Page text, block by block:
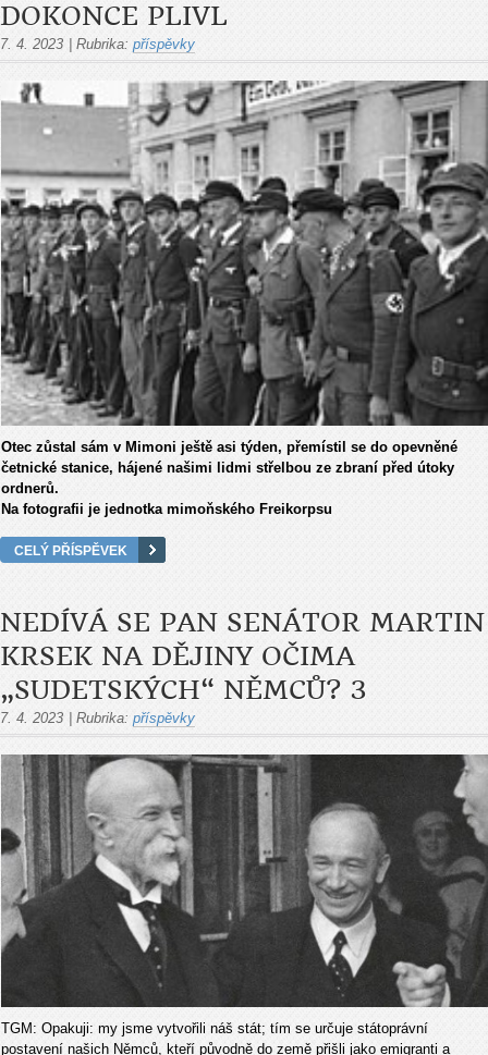
DOKONCE PLIVL
7. 4. 2023 Rubrika: příspěvky
Otec zůstal sám v Mimoni ještě asi týden, přemístil se do opevněné
četnické stanice, hájené našimi lidmi střelbou ze zbraní před útoky
ordnerů.
Na fotografii je jednotka mimoňského Freikorpsu
CELÝ PŘÍSPĚVEK
NEDÍVÁ SE PAN SENÁTOR MARTIN
KRSEK NA DĚJINY OČIMA
„SUDETSKÝCH“ NĚMCŮ? 3
7. 4. 2023 Rubrika: příspěvky
TGM: Opakuji: my jsme vytvořili náš stát; tím se určuje státoprávní
postavení našich Němců, kteří původně do země přišli jako emigranti a